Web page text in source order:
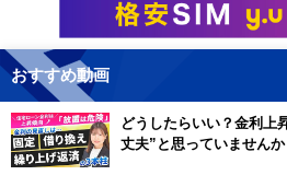
おすすめ動画
どうしたらいい？金利上
丈夫”と思っていませんか